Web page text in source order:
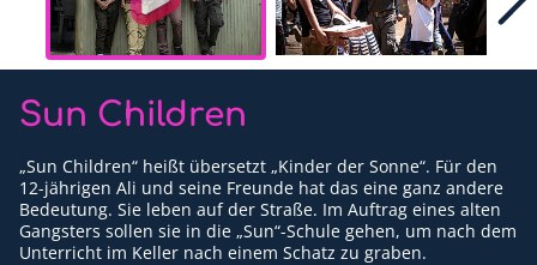
Für Erwachsene
Redaktion
Downloads
Partner
Presse
Sun Children
„Sun Children“ heißt übersetzt „Kinder der Sonne“. Für den
12-jährigen Ali und seine Freunde hat das eine ganz andere
Bedeutung. Sie leben auf der Straße. Im Auftrag eines alten
Gangsters sollen sie in die „Sun“-Schule gehen, um nach dem
Unterricht im Keller nach einem Schatz zu graben.